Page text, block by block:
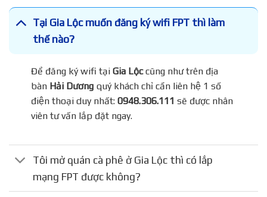
Tại Gia Lộc muốn đăng ký wifi FPT thì làm
thế nào?
Để đăng ký wifi tạiGia Lộccũng như trên địa
bànHải Dươngquý khách chỉ cần liên hệ 1 số
điện thoại duy nhất:0948.306.111 sẽ được nhân
viên tư vấn lắp đặt ngay.
Tôi mở quán cà phê ở Gia Lộc thì có lắp
mạng FPT được không?